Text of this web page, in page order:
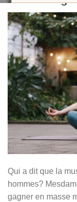
Qui a dit que la
hommes?
gagner en masse